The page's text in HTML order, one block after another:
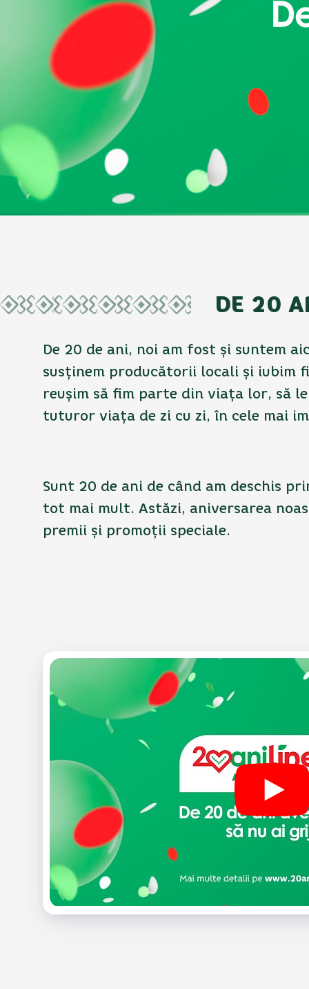
DE 20
De 20 de ani, noi am fost și suntem
susținem producătorii locali și iubim
reușim să fim parte din viața lor, să
tuturor viața de zi cu zi, în cele mai
Sunt 20 de ani de când am deschis
tot mai mult. Astăzi, aniversarea
premii și promoții speciale.